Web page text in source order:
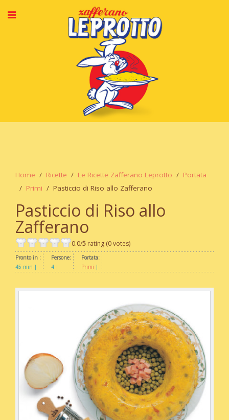
Home Ricette Le Ricette Zafferano Leprotto
Portata
Primi
Pasticcio di Riso allo Zafferano
Pasticcio di Riso allo
Zafferano
0.0/5 rating (0 votes)
Pronto in :
45 min
Persone:
4
Portata:
Primi